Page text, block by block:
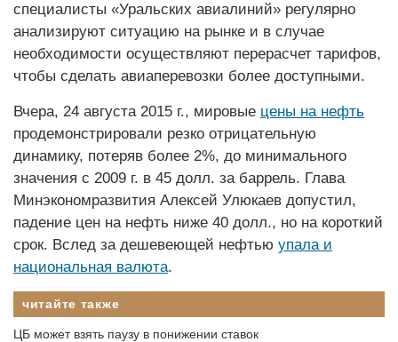
специалисты «Уральских авиалиний» регулярно
анализируют ситуацию на рынке и в случае
необходимости осуществляют перерасчет тарифов,
чтобы сделать авиаперевозки более доступными.
Вчера, 24 августа 2015 г., мировые цены на нефть
продемонстрировали резко отрицательную
динамику, потеряв более 2%, до минимального
значения с 2009 г. в 45 долл. за баррель. Глава
Минэкономразвития Алексей Улюкаев допустил,
падение цен на нефть ниже 40 долл., но на короткий
срок. Вслед за дешевеющей нефтью упала и
национальная валюта.
читайте также
ЦБ может взять паузу в понижении ставок